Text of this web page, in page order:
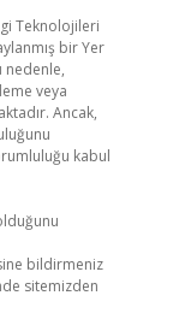
Teknolojileri
bir Yer
nedenle,
veya
Ancak,
kabul
bildirmeniz
sitemizden